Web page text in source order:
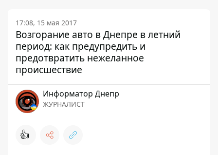
17:08, 15 мая 2017
Возгорание авто в Днепре в летний
период: как предупредить и
предотвратить нежеланное
происшествие
Информатор Днепр
ЖУРНАЛИСТ
👍